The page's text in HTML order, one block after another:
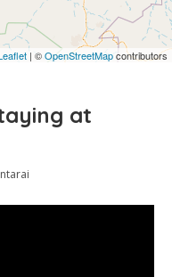
| ©OpenStreetMapcontributors
at